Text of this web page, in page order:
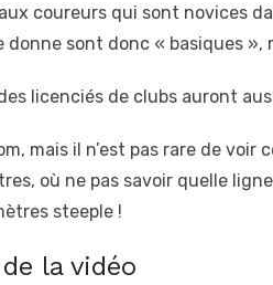
coureurs qui sont novices
donne sont donc « basiques »,
licenciés de clubs auront
mais il n’est pas rare de voir
où ne pas savoir quelle
steeple !
la vidéo